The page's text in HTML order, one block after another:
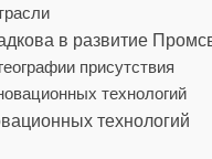
в развитие
присутствия
технологий
технологий